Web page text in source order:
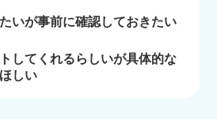
いが事前に確認しておきたい
してくれるらしいが具体的な
しい